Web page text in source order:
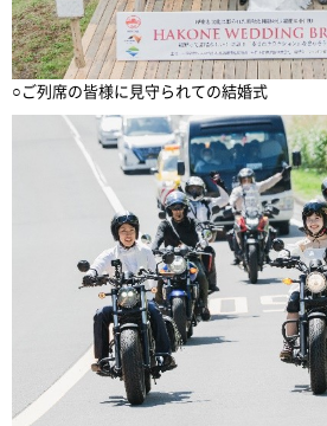
○ご列席の皆様に見守られての結婚式